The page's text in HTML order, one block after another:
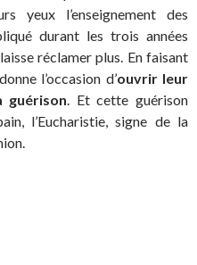
yeux l’enseignement des
durant les trois années
réclamer plus. En faisant
l’occasion d’ouvrir leur
. Et cette guérison
l’Eucharistie, signe de la